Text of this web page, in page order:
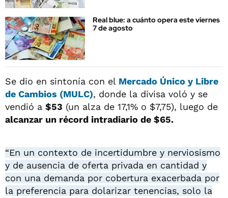
Real blue: a cuánto opera este viernes
7 de agosto
Se dio en sintonía con el Mercado Único y Libre
de Cambios (MULC), donde la divisa voló y se
vendió a $53 (un alza de 17,1% o $7,75), luego de
alcanzar un récord intradiario de $65.
“En un contexto de incertidumbre y nerviosismo
y de ausencia de oferta privada en cantidad y
con una demanda por cobertura exacerbada por
la preferencia para dolarizar tenencias, solo la